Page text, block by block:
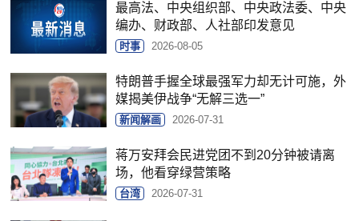
最高法、中央组织部、中央政法委、中央
编办、财政部、人社部印发意见
时事 2026-08-05
特朗普手握全球最强军力却无计可施，外
媒揭美伊战争“无解三选一”
新闻解画 2026-07-31
蒋万安拜会民进党团不到20分钟被请离
场，他看穿绿营策略
台湾 2026-07-31